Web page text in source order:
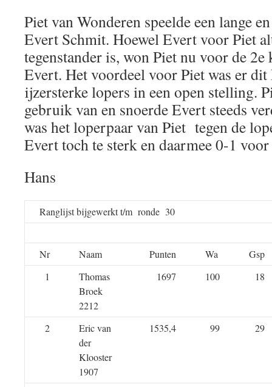
Piet van Wonderen speelde een lange
Evert Schmit. Hoewel Evert voor Piet
tegenstander is, won Piet nu voor de 2e
Evert. Het voordeel voor Piet was er
ijzersterke lopers in een open stelling.
gebruik van en snoerde Evert steeds
was het loperpaar van Piet tegen de
Evert toch te sterk en daarmee 0-1
Hans
Ranglijst bijgewerkt t/m ronde 30
Nr Naam Punten Wa
Gsp
1
Thomas
Broek
2212
1697 100 18
2
Eric van
der
Klooster
1907
1535,4 99 29